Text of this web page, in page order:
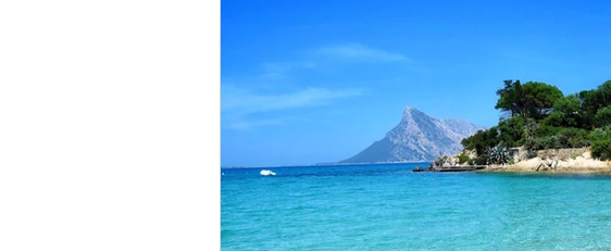
Conociendo Italia
Gramática Historia
Istituto di Storia italiana La ciudad